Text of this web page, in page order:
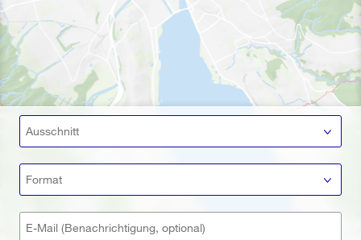
Ausschnitt
Format
E-Mail (Benachrichtigung, optional)